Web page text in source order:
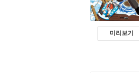
미리보기